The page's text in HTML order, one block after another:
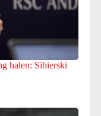
halen: Sibierski